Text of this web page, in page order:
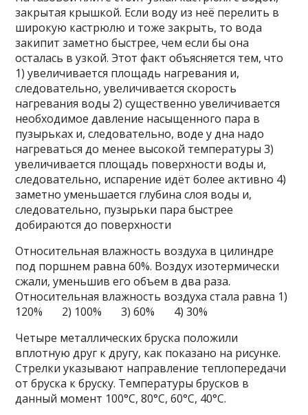
закрытая крышкой. Если воду из неё перелить в
широкую кастрюлю и тоже закрыть, то вода
закипит заметно быстрее, чем если бы она
осталась в узкой. Этот факт объясняется тем, что
1) увеличивается площадь нагревания и,
следовательно, увеличивается скорость
нагревания воды 2) существенно увеличивается
необходимое давление насыщенного пара в
пузырьках и, следовательно, воде у дна надо
нагреваться до менее высокой температуры 3)
увеличивается площадь поверхности воды и,
следовательно, испарение идёт более активно 4)
заметно уменьшается глубина слоя воды и,
следовательно, пузырьки пара быстрее
добираются до поверхности
Относительная влажность воздуха в цилиндре
под поршнем равна 60%. Воздух изотермически
сжали, уменьшив его объем в два раза.
Относительная влажность воздуха стала равна 1)
120% 2) 100% 3) 60% 4) 30%
Четыре металлических бруска положили
вплотную друг к другу, как показано на рисунке.
Стрелки указывают направление теплопередачи
от бруска к бруску. Температуры брусков в
данный момент 100°С, 80°С, 60°С, 40°С.